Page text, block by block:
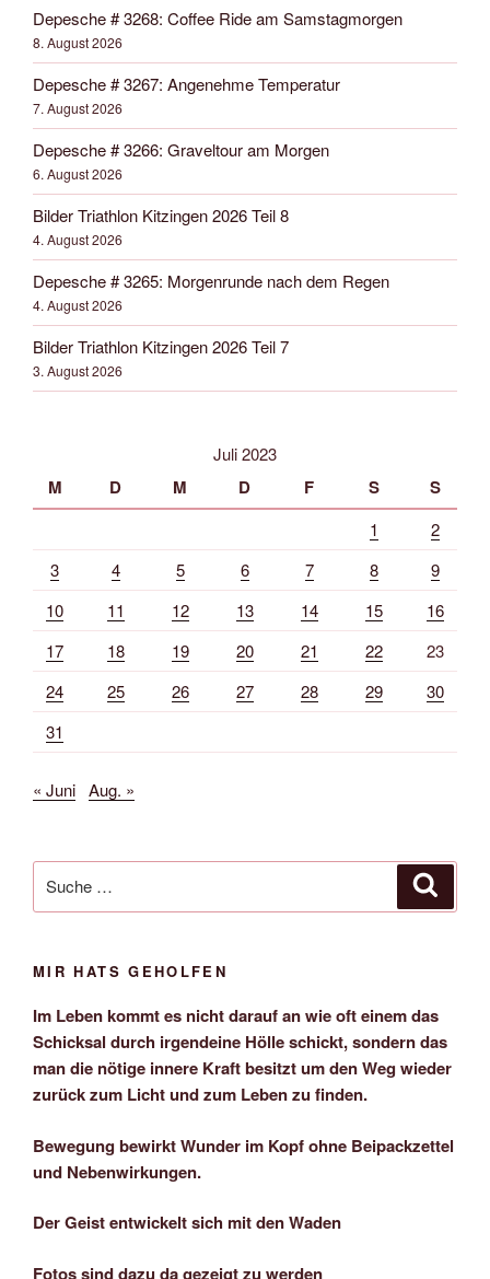
Depesche # 3268: Coffee Ride am Samstagmorgen
8. August 2026
Depesche # 3267: Angenehme Temperatur
7. August 2026
Depesche # 3266: Graveltour am Morgen
6. August 2026
Bilder Triathlon Kitzingen 2026 Teil 8
4. August 2026
Depesche # 3265: Morgenrunde nach dem Regen
4. August 2026
Bilder Triathlon Kitzingen 2026 Teil 7
3. August 2026
Juli 2023
M D M D F S S
1
2
3
4 5 6 7 8
9
10
11 12 13 14 15
16
17
18 19 20 21 22
23
24
25 26 27 28 29
30
31
« Juni Aug. »
nach:
MIR HATS GEHOLFEN
Im Leben kommt es nicht darauf an wie oft einem das
Schicksal durch irgendeine Hölle schickt, sondern das
man die nötige innere Kraft besitzt um den Weg wieder
zurück zum Licht und zum Leben zu finden.
Bewegung bewirkt Wunder im Kopf ohne Beipackzettel
und Nebenwirkungen.
Der Geist entwickelt sich mit den Waden
Fotos sind dazu da gezeigt zu werden